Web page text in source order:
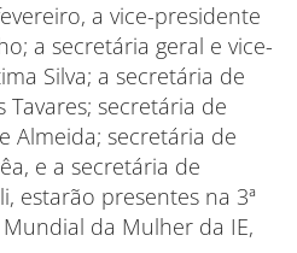
a vice-presidente
a secretária geral e vice-
Silva; a secretária de
Tavares; secretária de
Almeida; secretária de
e a secretária de
estarão presentes na 3ª
da Mulher da IE,